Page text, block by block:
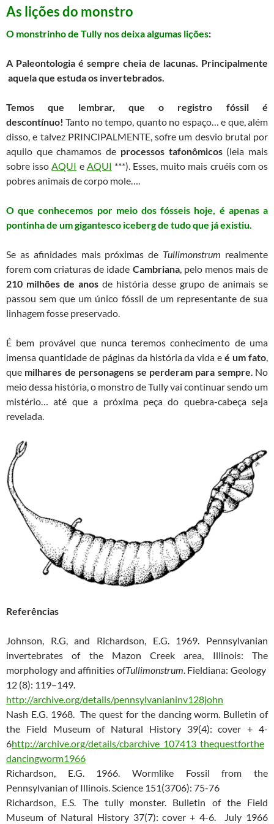
As lições do monstro
O monstrinho de Tully nos deixa algumas lições:
A Paleontologia é sempre cheia de lacunas. Principalmente
aquela que estuda os invertebrados.
Temos que lembrar, que o registro fóssil é
descontínuo! Tanto no tempo, quanto no espaço… e que, além
disso, e talvez PRINCIPALMENTE, sofre um desvio brutal por
aquilo que chamamos de processos tafonômicos (leia mais
sobre issoAQUI e AQUI ***). Esses, muito mais cruéis com os
pobres animais de corpo mole….
O que conhecemos por meio dos fósseis hoje, é apenas a
pontinha de um gigantesco iceberg de tudo que já existiu.
Se as afinidades mais próximas de Tullimonstrum realmente
forem com criaturas de idade Cambriana, pelo menos mais de
210 milhões de anos de história desse grupo de animais se
passou sem que um único fóssil de um representante de sua
linhagem fosse preservado.
É bem provável que nunca teremos conhecimento de uma
imensa quantidade de páginas da história da vida eé um fato,
que milhares de personagens se perderam para sempre. No
meio dessa história, o monstro de Tully vai continuar sendo um
mistério… até que a próxima peça do quebra-cabeça seja
revelada.
Referências
Johnson, R.G, and Richardson, E.G. 1969. Pennsylvanian
invertebrates of the Mazon Creek area, Illinois: The
morphology and affinities ofTullimonstrum. Fieldiana: Geology
12 (8): 119–149.
http://archive.org/details/pennsylvanianinv128john
Nash E.G. 1968. The quest for the dancing worm. Bulletin of
the Field Museum of Natural History 39(4): cover + 4-
6http://archive.org/details/cbarchive_107413_thequestforthe
dancingworm1966
Richardson, E.G. 1966. Wormlike Fossil from the
Pennsylvanian of Illinois. Science 151(3706): 75-76
Richardson, E.S. The tully monster. Bulletin of the Field
Museum of Natural History 37(7): cover + 4-6. July 1966